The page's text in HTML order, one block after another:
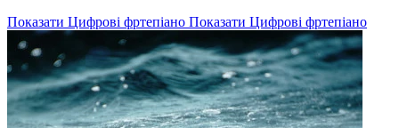
Показати Цифрові фртепіано Показати Цифрові фртепіано